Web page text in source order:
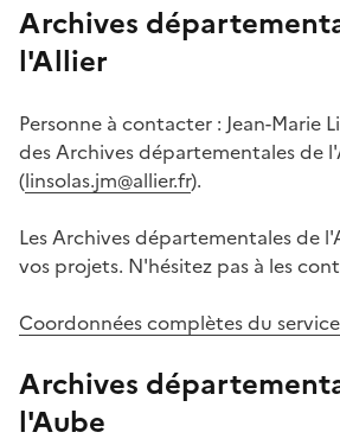
Archives
l'Allier
Personne à contacter : Jean-Marie
des Archives départementales de
(linsolas.jm@allier.fr).
Les Archives départementales de
vos projets. N'hésitez pas à les
Coordonnées complètes du
Archives
l'Aube